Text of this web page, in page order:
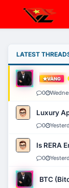
LATEST
VÀNG
0
Luxury
0
Is RERA
0
BTC